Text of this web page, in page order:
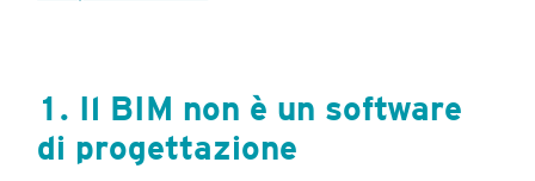
1. Il BIM non è un software
di progettazione